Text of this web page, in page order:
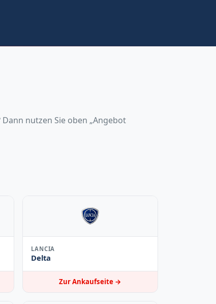
nutzen Sie oben „Angebot
LANCIA
Delta
Zur Ankaufseite →